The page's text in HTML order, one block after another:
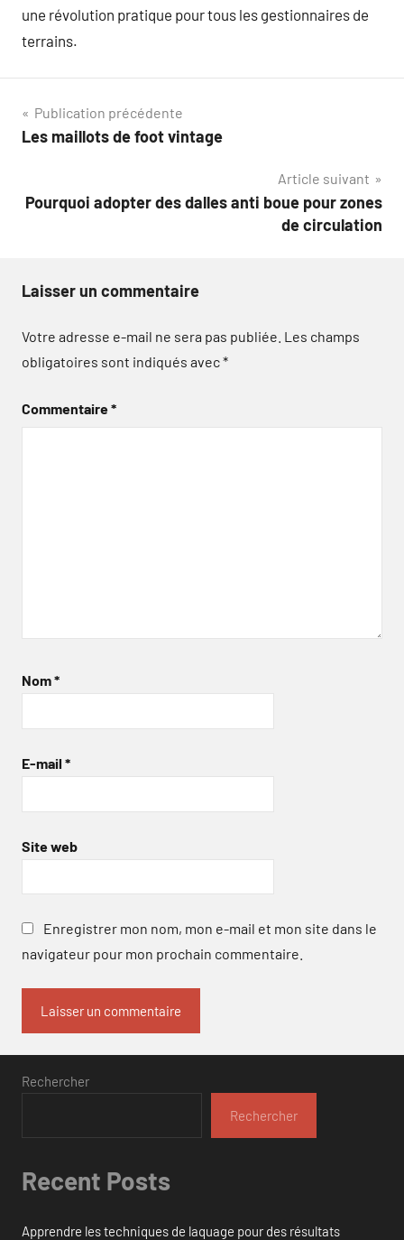
une révolution pratique pour tous les gestionnaires de
terrains.
Navigation
de
Publication précédente
Les maillots de foot vintage
Article suivant
Pourquoi adopter des dalles anti boue pour zones
de circulation
Laisser un commentaire
Votre adresse e-mail ne sera pas publiée. Les champs
obligatoires sont indiqués avec*
Commentaire*
Nom*
E-mail *
Site web
Enregistrer mon nom, mon e-mail et mon site dans le
navigateur pour mon prochain commentaire.
Rechercher
Rechercher
Recent Posts
Apprendre les techniques de laquage pour des résultats